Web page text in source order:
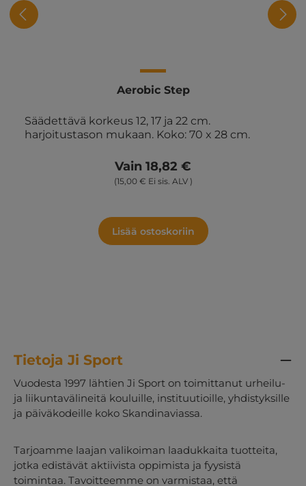
Aerobic Step
Säädettävä korkeus 12, 17 ja 22 cm.
harjoitustason mukaan. Koko: 70 x 28 cm.
Vain 18,82 €
(15,00 € Ei sis. ALV )
Lisää ostoskoriin
Tietoja Ji Sport
Vuodesta 1997 lähtien Ji Sport on toimittanut urheilu-
ja liikuntavälineitä kouluille, instituutioille, yhdistyksille
ja päiväkodeille koko Skandinaviassa.
Tarjoamme laajan valikoiman laadukkaita tuotteita,
jotka edistävät aktiivista oppimista ja fyysistä
toimintaa. Tavoitteemme on varmistaa, että